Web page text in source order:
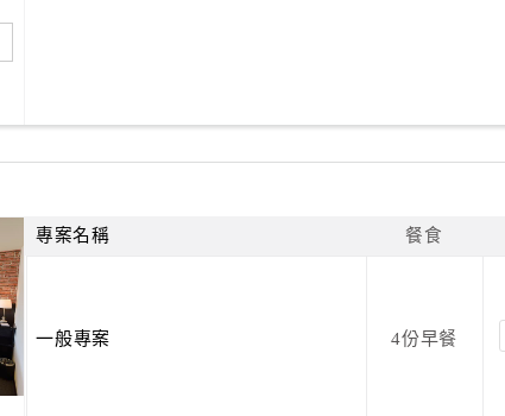
專案名稱 餐食
一般專案 4份早餐